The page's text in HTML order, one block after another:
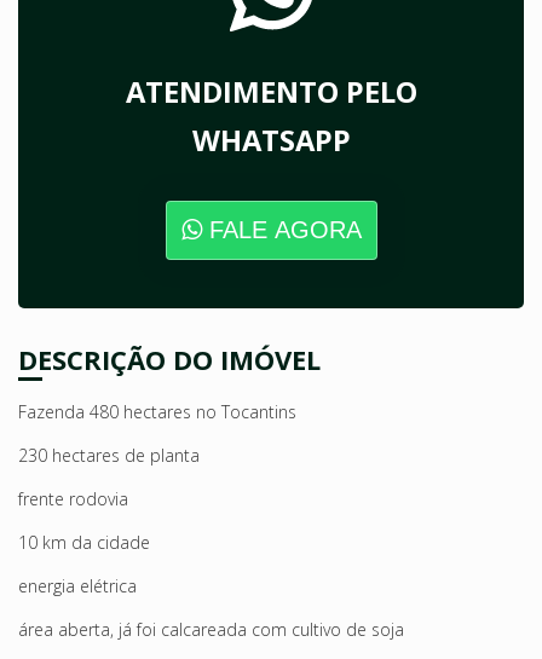
ATENDIMENTO PELO
WHATSAPP
FALE AGORA
DESCRIÇÃO DO IMÓVEL
Fazenda 480 hectares no Tocantins
230 hectares de planta
frente rodovia
10 km da cidade
energia elétrica
área aberta, já foi calcareada com cultivo de soja